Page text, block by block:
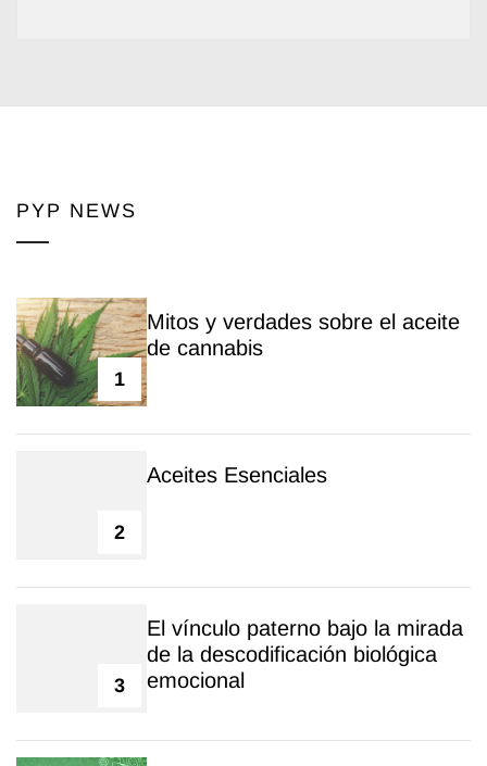
PYP NEWS
1
Mitos y verdades sobre el aceite
de cannabis
2
Aceites Esenciales
3
El vínculo paterno bajo la mirada
de la descodificación biológica
emocional